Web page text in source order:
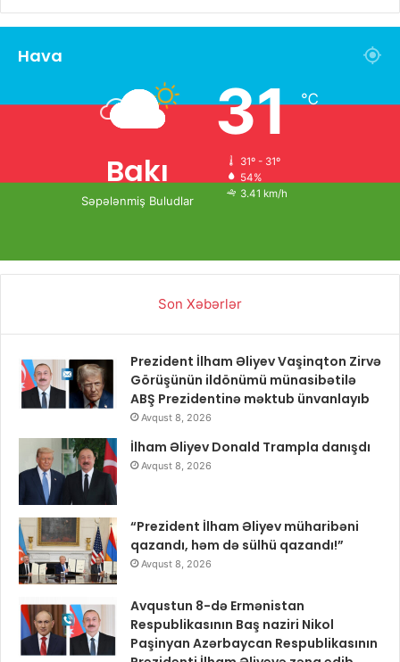
Hava
Bakı
Səpələnmiş Buludlar
31℃
31º - 31º
54%
3.41 km/h
Son Xəbərlər
Prezident İlham Əliyev Vaşinqton Zirvə
Görüşünün ildönümü münasibətilə
ABŞ Prezidentinə məktub ünvanlayıb
Avqust 8, 2026
İlham Əliyev Donald Trampla danışdı
Avqust 8, 2026
“Prezident İlham Əliyev müharibəni
qazandı, həm də sülhü qazandı!”
Avqust 8, 2026
Avqustun 8-də Ermənistan
Respublikasının Baş naziri Nikol
Paşinyan Azərbaycan Respublikasının